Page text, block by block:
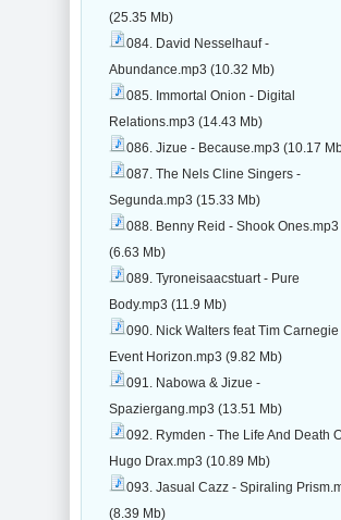
(25.35 Mb)
084. David Nesselhauf -
Abundance.mp3 (10.32 Mb)
085. Immortal Onion - Digital
Relations.mp3 (14.43 Mb)
086. Jizue - Because.mp3 (10.17
087. The Nels Cline Singers -
Segunda.mp3 (15.33 Mb)
088. Benny Reid - Shook Ones.mp3
(6.63 Mb)
089. Tyroneisaacstuart - Pure
Body.mp3 (11.9 Mb)
090. Nick Walters feat Tim Carnegie
Event Horizon.mp3 (9.82 Mb)
091. Nabowa & Jizue -
Spaziergang.mp3 (13.51 Mb)
092. Rymden - The Life And Death
Hugo Drax.mp3 (10.89 Mb)
093. Jasual Cazz - Spiraling
(8.39 Mb)